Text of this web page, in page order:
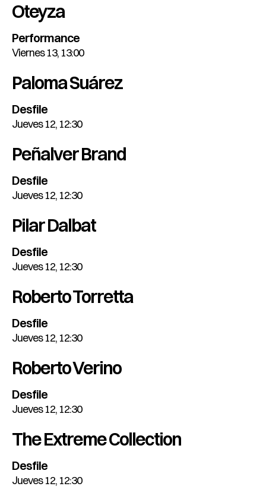
Oteyza
Performance
Viernes 13, 13:00
Paloma Suárez
Desfile
Jueves 12, 12:30
Peñalver Brand
Desfile
Jueves 12, 12:30
Pilar Dalbat
Desfile
Jueves 12, 12:30
Roberto Torretta
Desfile
Jueves 12, 12:30
Roberto Verino
Desfile
Jueves 12, 12:30
The Extreme Collection
Desfile
Jueves 12, 12:30